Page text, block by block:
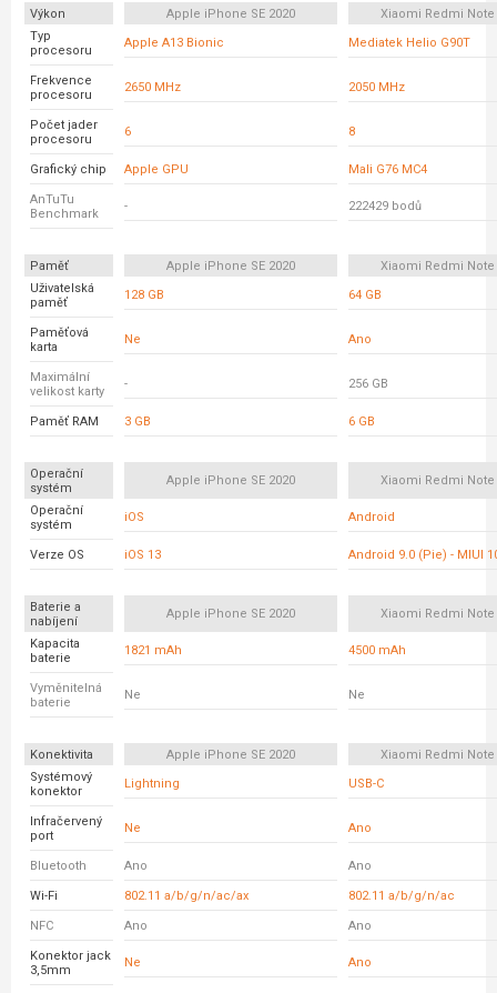
Výkon Apple iPhone SE 2020
Xiaomi Redmi Note
Typ
procesoru
Apple A13 Bionic Mediatek Helio G90T
Frekvence
procesoru
2650 MHz 2050 MHz
Počet jader
procesoru
6 8
Grafický chip Apple GPU Mali G76 MC4
AnTuTu
Benchmark
- 222429 bodů
Paměť Apple iPhone SE 2020
Xiaomi Redmi Note
Uživatelská
paměť
128 GB 64 GB
Paměťová
karta
Ne Ano
Maximální
velikost karty
- 256 GB
Paměť RAM 3 GB 6 GB
Operační
systém
Apple iPhone SE 2020 Xiaomi Redmi Note
Operační
systém
iOS Android
Verze OS iOS 13 Android 9.0 (Pie) - MIUI
Baterie a
nabíjení
Apple iPhone SE 2020 Xiaomi Redmi Note
Kapacita
baterie
1821 mAh 4500 mAh
Vyměnitelná
baterie
Ne Ne
Konektivita Apple iPhone SE 2020
Xiaomi Redmi Note
Systémový
konektor
Lightning USB-C
Infračervený
port
Ne Ano
Bluetooth Ano Ano
Wi-Fi 802.11 a/b/g/n/ac/ax 802.11 a/b/g/n/ac
NFC Ano Ano
Konektor jack
3,5mm
Ne Ano